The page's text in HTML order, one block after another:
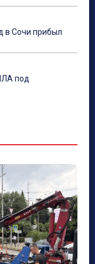
в Сочи прибыл
под